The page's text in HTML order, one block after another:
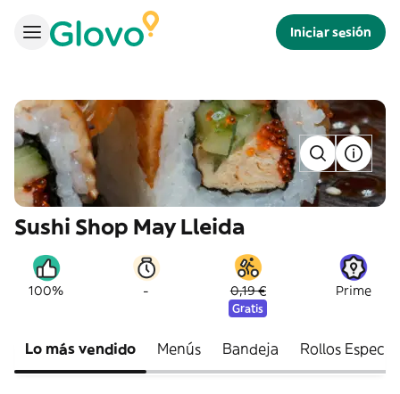
Iniciar sesión
Sushi Shop May Lleida
100% - 0,19 €
Gratis
Prime
Lo más vendido Menús Bandeja Rollos